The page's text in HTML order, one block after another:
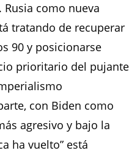
como nueva
tratando de recuperar
90 y posicionarse
prioritario del pujante
con Biden como
agresivo y bajo la
ha vuelto” está